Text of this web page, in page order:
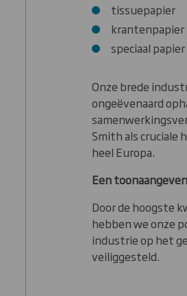
tissuepapier
krantenpapier
speciaal papier
Onze brede
ongeëvenaard
Smith als cruciale
heel Europa.
Een
Door de hoogste
hebben we onze
industrie op het
veiliggesteld.